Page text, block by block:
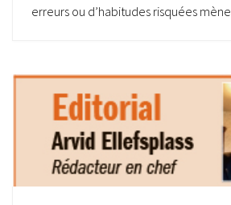
erreurs ou d’habitudes risquées mène...